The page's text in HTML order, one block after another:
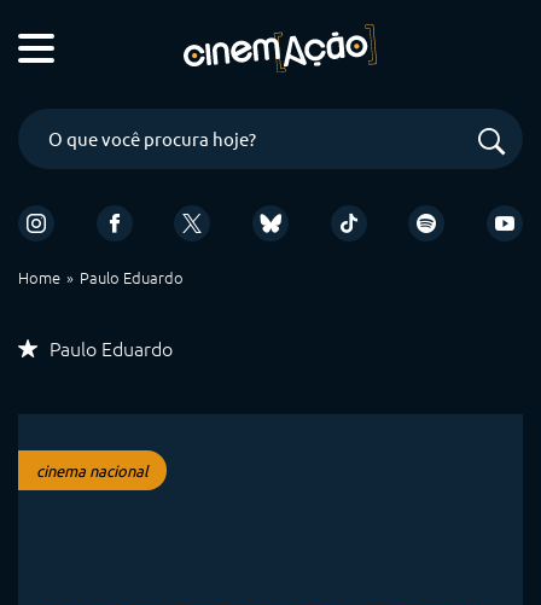
Home Paulo Eduardo
Paulo Eduardo
cinema nacional